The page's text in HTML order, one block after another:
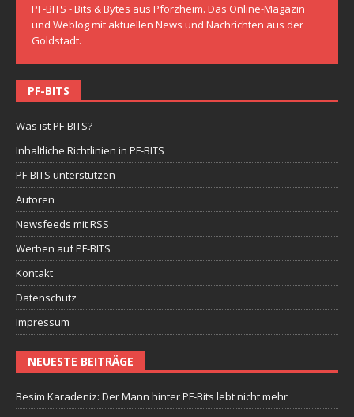
PF-BITS - Bits & Bytes aus Pforzheim. Das Online-Magazin
und Weblog mit aktuellen News und Nachrichten aus der
Goldstadt.
PF-BITS
Was ist PF-BITS?
Inhaltliche Richtlinien in PF-BITS
PF-BITS unterstützen
Autoren
Newsfeeds mit RSS
Werben auf PF-BITS
Kontakt
Datenschutz
Impressum
NEUESTE BEITRÄGE
Besim Karadeniz: Der Mann hinter PF-Bits lebt nicht mehr